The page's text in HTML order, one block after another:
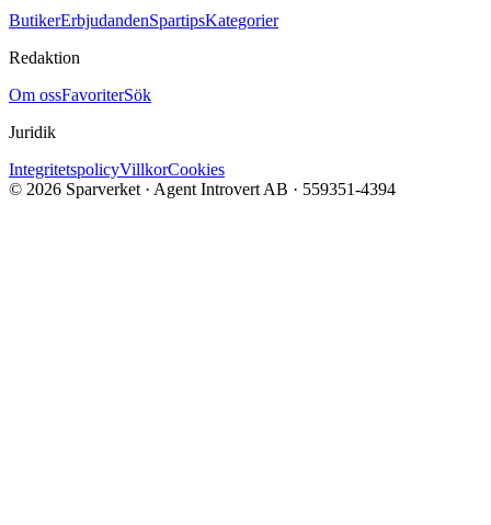
ButikerErbjudandenSpartipsKategorier
Redaktion
Om ossFavoriterSök
Juridik
IntegritetspolicyVillkorCookies
© 2026 Sparverket · Agent Introvert AB · 559351-4394